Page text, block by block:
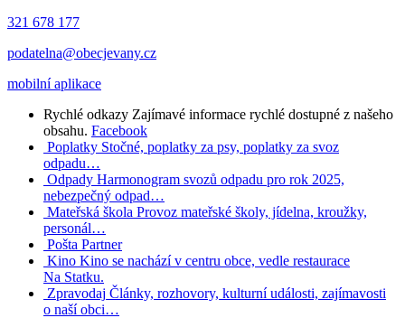
321 678 177
podatelna@obecjevany.cz
mobilní aplikace
Rychlé odkazy Zajímavé informace rychlé dostupné z našeho
obsahu. Facebook
Poplatky Stočné, poplatky za psy, poplatky za svoz
odpadu…
Odpady Harmonogram svozů odpadu pro rok 2025,
nebezpečný odpad…
Mateřská škola Provoz mateřské školy, jídelna, kroužky,
personál…
Pošta Partner
Kino Kino se nachází v centru obce, vedle restaurace
Na Statku.
Zpravodaj Články, rozhovory, kulturní události, zajímavosti
o naší obci…